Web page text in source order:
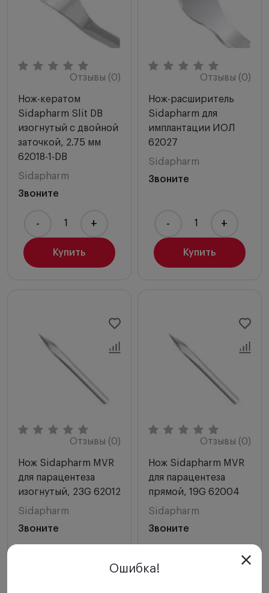
Отзывы (0)
Нож-кератом
Sidapharm Slit DB
изогнутый с двойной
заточкой, 2.75 мм
62018-1-DB
Sidapharm
Звоните
Купить
- +
Отзывы (0)
Нож-расширитель
Sidapharm для
имплантации ИОЛ
62027
Sidapharm
Звоните
Купить
- +
Отзывы (0)
Нож Sidapharm MVR
для парацентеза
изогнутый, 23G 62012
Sidapharm
Звоните
Отзывы (0)
Нож Sidapharm MVR
для парацентеза
прямой, 19G 62004
Sidapharm
Звоните
Ошибка!